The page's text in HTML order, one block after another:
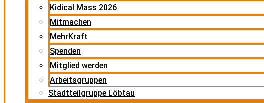
Kidical Mass 2026
Mitmachen
MehrKraft
Spenden
Mitglied werden
Arbeitsgruppen
Stadtteilgruppe Löbtau